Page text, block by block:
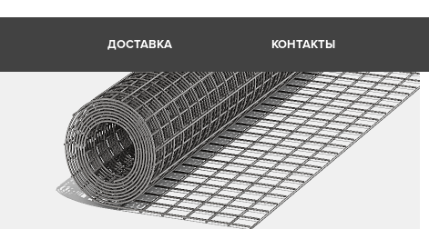
ДОСТАВКА КОНТАКТЫ